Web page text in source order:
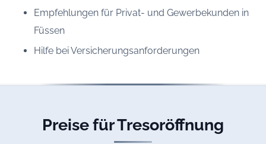
Empfehlungen für Privat- und Gewerbekunden in
Füssen
Hilfe bei Versicherungsanforderungen
Preise für Tresoröffnung